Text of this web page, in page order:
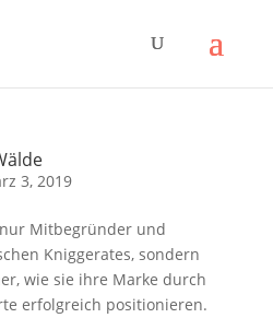
3, 2019
Mitbegründer und
Kniggerates, sondern
wie sie ihre Marke durch
erfolgreich positionieren.